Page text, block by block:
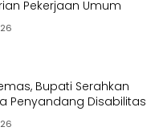
Pekerjaan Umum
Bupati Serahkan
Penyandang Disabilitas